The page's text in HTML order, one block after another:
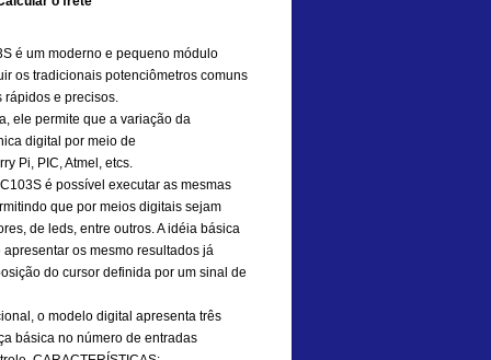
é um moderno e pequeno módulo
os tradicionais potenciômetros comuns
rápidos e precisos.
ele permite que a variação da
digital por meio de
Pi, PIC, Atmel, etcs.
é possível executar as mesmas
que por meios digitais sejam
de leds, entre outros. A idéia básica
os mesmo resultados já
do cursor definida por um sinal de
o modelo digital apresenta três
básica no número de entradas